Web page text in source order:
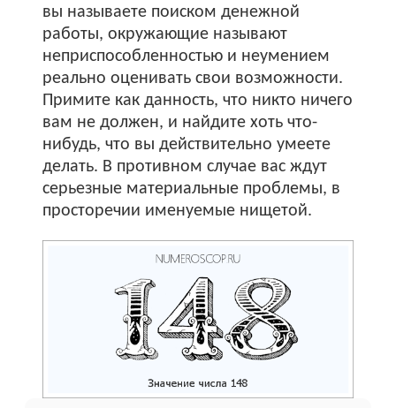
вы называете поиском денежной
работы, окружающие называют
неприспособленностью и неумением
реально оценивать свои возможности.
Примите как данность, что никто ничего
вам не должен, и найдите хоть что-
нибудь, что вы действительно умеете
делать. В противном случае вас ждут
серьезные материальные проблемы, в
просторечии именуемые нищетой.